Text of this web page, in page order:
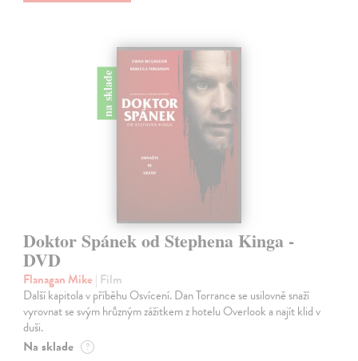
na sklade
Doktor Spánek od Stephena Kinga -
DVD
Flanagan Mike | Film
Další kapitola v příběhu Osvícení. Dan Torrance se usilovně snaží
vyrovnat se svým hrůzným zážitkem z hotelu Overlook a najít klid v
duši.
Na sklade ?